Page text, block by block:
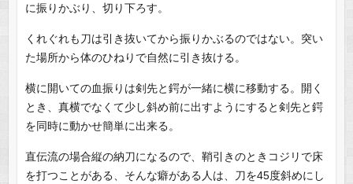
に振りかぶり、切り下ろす。
くれぐれも刀は引き抜いてから振りかぶるのではない。突い
た場所から体のひねりで自然に引き抜ける。
横に開いての血振りは剣先と鍔が一緒に横に移動する。開く
とき、真横でなくて少し斜め前に出すようにすると剣先と鍔
を同時に動かせ簡単に出来る。
直伝流の場合縦の納刀になるので、鞘引きのときコジリで床
を打つことがある、そんな癖がある人は、刀を45度斜めにし